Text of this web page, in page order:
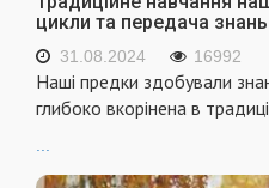
цикли та передача знань
31.08.2024 16992
Наші предки здобували
глибоко вкорінена в